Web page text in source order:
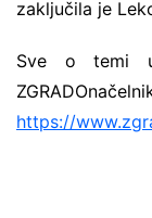
zaključila je
Sve o temi
https://